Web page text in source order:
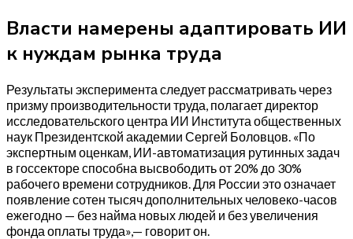
Власти намерены адаптировать ИИ
к нуждам рынка труда
Результаты эксперимента следует рассматривать через
призму производительности труда, полагает директор
исследовательского центра ИИ Института общественных
наук Президентской академии Сергей Боловцов. «По
экспертным оценкам, ИИ-автоматизация рутинных задач
в госсекторе способна высвободить от 20% до 30%
рабочего времени сотрудников. Для России это означает
появление сотен тысяч дополнительных человеко-часов
ежегодно — без найма новых людей и без увеличения
фонда оплаты труда»,— говорит он.